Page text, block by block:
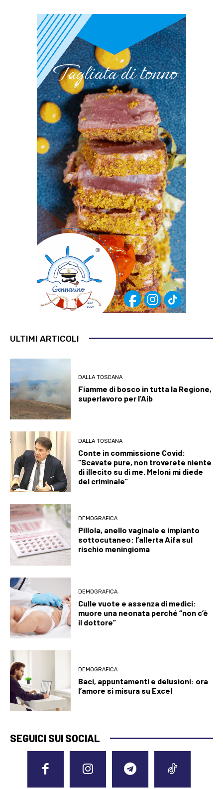
ULTIMI ARTICOLI
DALLA TOSCANA
Fiamme di bosco in tutta la Regione,
superlavoro per l’Aib
DALLA TOSCANA
Conte in commissione Covid:
“Scavate pure, non troverete niente
di illecito su di me. Meloni mi diede
del criminale”
DEMOGRAFICA
Pillola, anello vaginale e impianto
sottocutaneo: l’allerta Aifa sul
rischio meningioma
DEMOGRAFICA
Culle vuote e assenza di medici:
muore una neonata perché “non c’è
il dottore”
DEMOGRAFICA
Baci, appuntamenti e delusioni: ora
l’amore si misura su Excel
SEGUICI SUI SOCIAL